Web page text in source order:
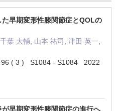
早期変形性膝関節症とQOLの
葉 大輔, 山本 祐司, 津田 英一,
96 ( 3 ) S1084 - S1084 2022
早期変形性膝関節症の進行へ